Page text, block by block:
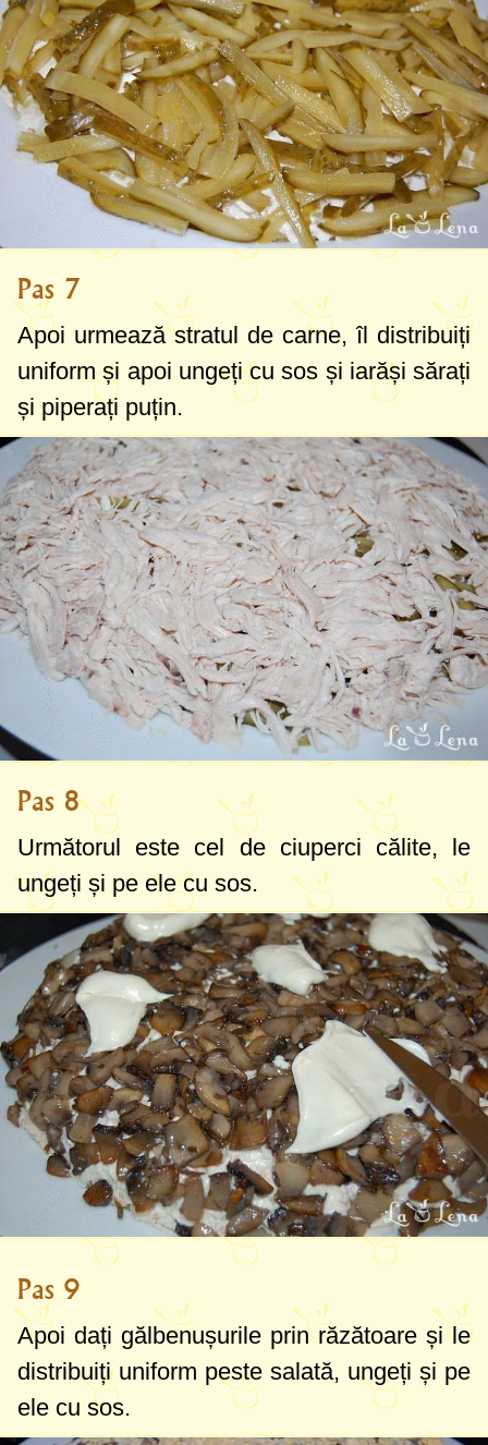
Pas 7
Apoi urmează stratul de carne, îl distribuiți
uniform și apoi ungeți cu sos și iarăși sărați
și piperați puțin.
Pas 8
Următorul este cel de ciuperci călite, le
ungeți și pe ele cu sos.
Pas 9
Apoi dați gălbenușurile prin răzătoare și le
distribuiți uniform peste salată, ungeți și pe
ele cu sos.